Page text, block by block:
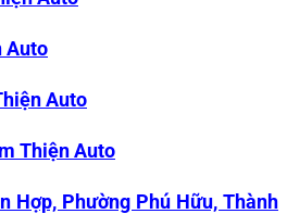
Auto
Auto
Thiện Auto
Hợp, Phường Phú Hữu, Thành